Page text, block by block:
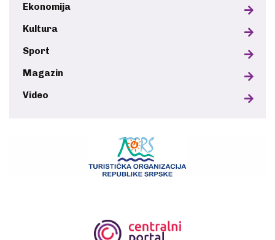
Ekonomija
Kultura
Sport
Magazin
Video